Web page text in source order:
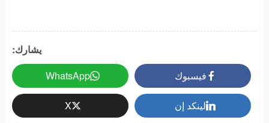
يشارك:
فيسبوك
WhatsApp
لينكد إن X